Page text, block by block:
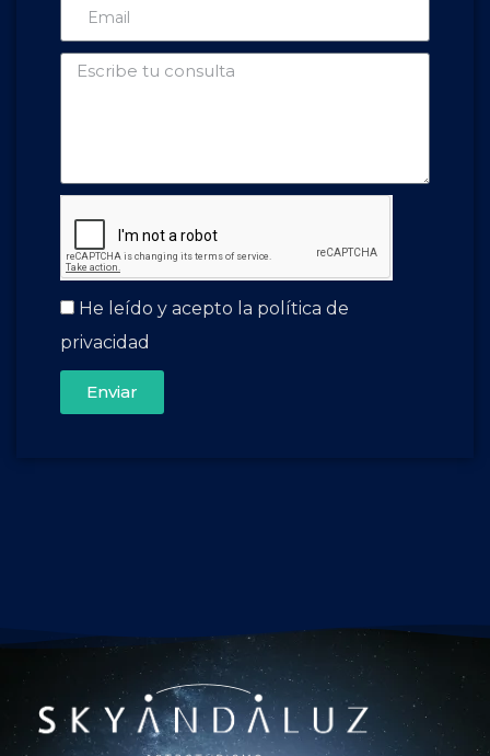
He leído y acepto la política de
privacidad
Enviar